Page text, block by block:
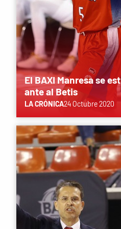
El BAXI Manresa se
ante al Betis
LA CRÓNICA24 Octubre 2020